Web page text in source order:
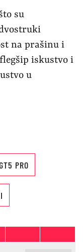
su
na prašinu i
iskustvo i
u
PRO